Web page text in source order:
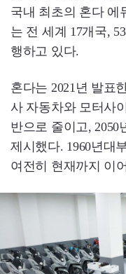
국내 최초의 혼다 에
는 전 세계 17개국,
행하고 있다.
혼다는 2021년 발표
사 자동차와 모터사
반으로 줄이고, 2050
제시했다. 1960년대
여전히 현재까지 이